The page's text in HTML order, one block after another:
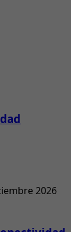
2026